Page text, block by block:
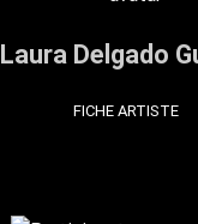
Laura Delgado
FICHE ARTISTE